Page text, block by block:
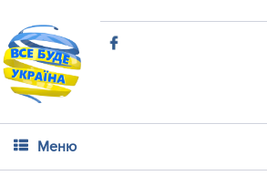
Меню